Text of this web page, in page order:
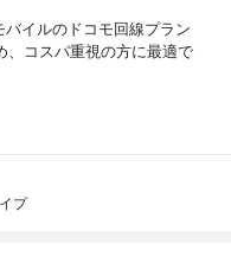
イルのドコモ回線プラン
、コスパ重視の方に最適で
プ